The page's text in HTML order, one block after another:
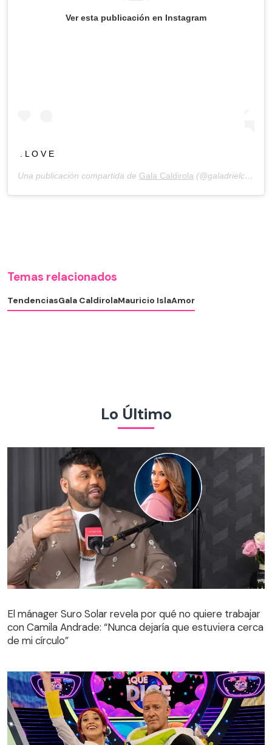
Ver esta publicación en Instagram
. L O V E
Una publicación compartida de Gala Caldirola (@galadrielcaldirola) el
Temas relacionados
TendenciasGala CaldirolaMauricio IslaAmor
Lo Último
El mánager Suro Solar revela por qué no quiere trabajar
con Camila Andrade: “Nunca dejaría que estuviera cerca
de mi círculo”